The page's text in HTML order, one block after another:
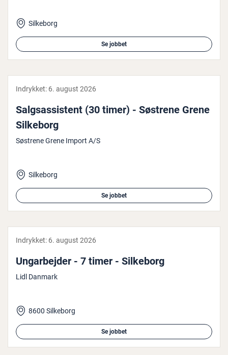
Silkeborg
Se jobbet
Indrykket: 6. august 2026
Salgs­as­si­stent (30 timer) - Søstrene Grene
Silkeborg
Søstrene Grene Import A/S
Silkeborg
Se jobbet
Indrykket: 6. august 2026
Un­g­ar­bej­der - 7 timer - Silkeborg
Lidl Danmark
8600 Silkeborg
Se jobbet